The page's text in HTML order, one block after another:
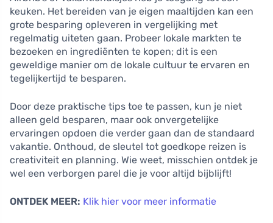
keuken. Het bereiden van je eigen maaltijden kan een
grote besparing opleveren in vergelijking met
regelmatig uiteten gaan. Probeer lokale markten te
bezoeken en ingrediënten te kopen; dit is een
geweldige manier om de lokale cultuur te ervaren en
tegelijkertijd te besparen.
Door deze praktische tips toe te passen, kun je niet
alleen geld besparen, maar ook onvergetelijke
ervaringen opdoen die verder gaan dan de standaard
vakantie. Onthoud, de sleutel tot goedkope reizen is
creativiteit en planning. Wie weet, misschien ontdek je
wel een verborgen parel die je voor altijd bijblijft!
ONTDEK MEER: Klik hier voor meer informatie